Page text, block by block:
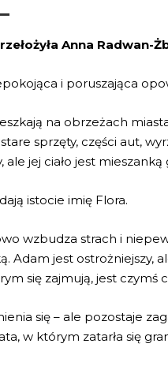
Anna Radwan-
i poruszająca
na obrzeżach
sprzęty, części aut,
ale jej ciało jest
istocie imię Flora.
wzbudza strach i
Adam jest ostrożniejszy,
się zajmują, jest czymś
się – ale pozostaje
w którym zatarła się